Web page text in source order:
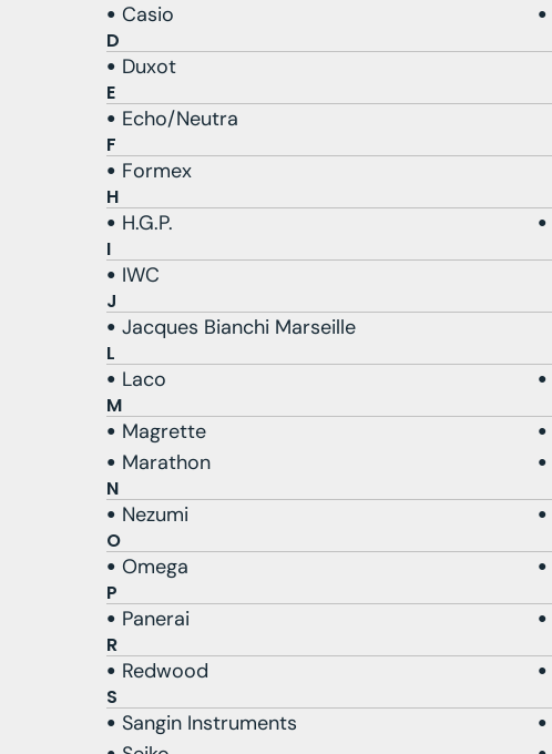
Casio
D
Duxot
E
Echo/Neutra
F
Formex
H
H.G.P.
I
IWC
J
Jacques Bianchi Marseille
L
Laco
M
Magrette
Marathon
N
Nezumi
O
Omega
P
Panerai
R
Redwood
S
Sangin Instruments